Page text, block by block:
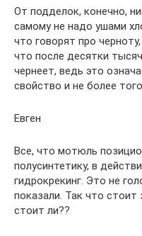
От подделок, конечно,
самому не надо ушами
что говорят про
что после десятки
чернеет, ведь это
свойство и не более
Евген
Все, что мотюль
полусинтетику, в
гидрокрекинг. Это не
показали. Так что стоит
стоит ли??